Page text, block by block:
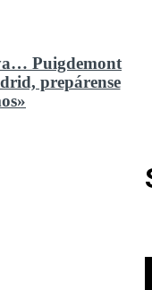
Puigdemont
prepárense